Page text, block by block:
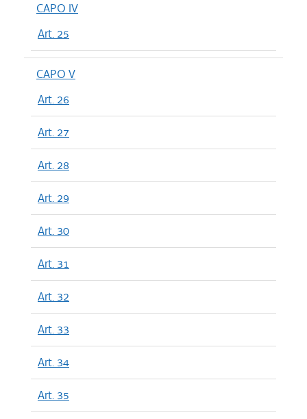
CAPO IV
Art. 25
CAPO V
Art. 26
Art. 27
Art. 28
Art. 29
Art. 30
Art. 31
Art. 32
Art. 33
Art. 34
Art. 35